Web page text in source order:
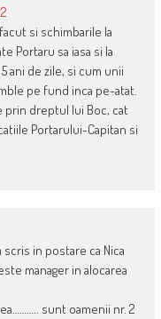
si schimbarile la
Portaru sa iasa si la
ani de zile, si cum unii
pe fund inca pe-atat.
prin dreptul lui Boc, cat
Portarului-Capitan si
scris in postare ca Nica
manager in alocarea
sunt oamenii nr. 2